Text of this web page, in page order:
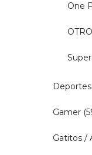
One
Deportes
Gamer
Gatitos /